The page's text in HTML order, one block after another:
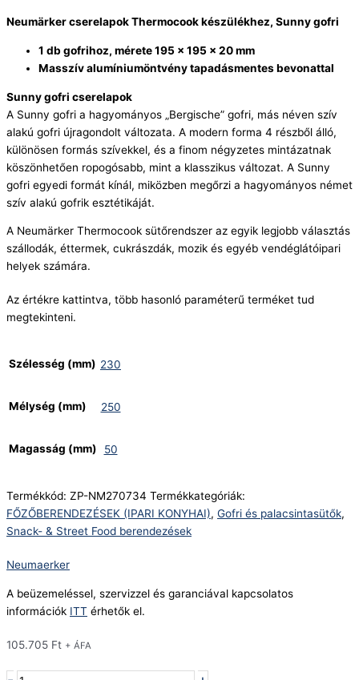
Neumärker cserelapok Thermocook készülékhez, Sunny gofri
1 db gofrihoz, mérete 195 x 195 x 20 mm
Masszív alumíniumöntvény tapadásmentes bevonattal
Sunny gofri cserelapok
A Sunny gofri a hagyományos „Bergische” gofri, más néven szív
alakú gofri újragondolt változata. A modern forma 4 részből álló,
különösen formás szívekkel, és a finom négyzetes mintázatnak
köszönhetően ropogósabb, mint a klasszikus változat. A Sunny
gofri egyedi formát kínál, miközben megőrzi a hagyományos német
szív alakú gofrik esztétikáját.
A Neumärker Thermocook sütőrendszer az egyik legjobb választás
szállodák, éttermek, cukrászdák, mozik és egyéb vendéglátóipari
helyek számára.
Az értékre kattintva, több hasonló paraméterű terméket tud
megtekinteni.
Szélesség (mm) 230
Mélység (mm) 250
Magasság (mm) 50
Termékkód: ZP-NM270734 Termékkategóriák:
FŐZŐBERENDEZÉSEK (IPARI KONYHAI), Gofri és palacsintasütők,
Snack- & Street Food berendezések
Neumaerker
A beüzemeléssel, szervizzel és garanciával kapcsolatos
információk ITT érhetők el.
105.705 Ft + ÁFA